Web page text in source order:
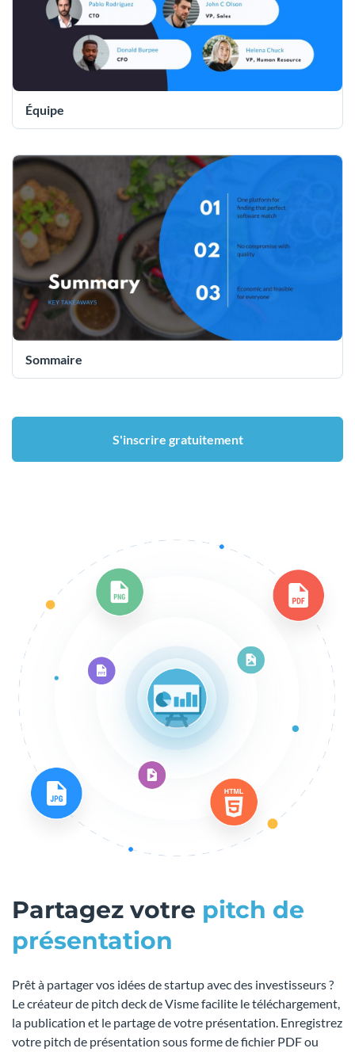
Équipe
Sommaire
S'inscrire gratuitement
Partagez votre pitch de
présentation
Prêt à partager vos idées de startup avec des investisseurs ?
Le créateur de pitch deck de Visme facilite le téléchargement,
la publication et le partage de votre présentation. Enregistrez
votre pitch de présentation sous forme de fichier PDF ou